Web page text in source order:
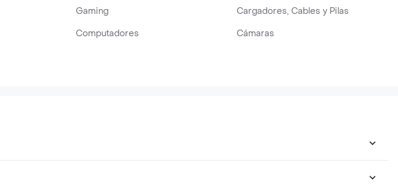
Gaming
Cargadores, Cables y Pilas
Computadores
Cámaras